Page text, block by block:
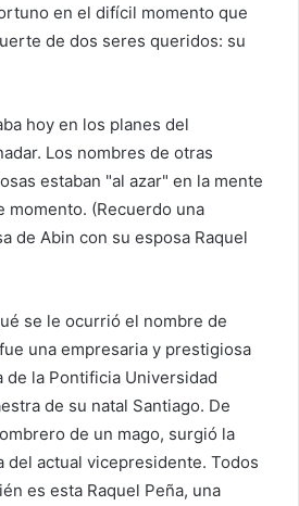
en el difícil momento que
de dos seres queridos: su
hoy en los planes del
Los nombres de otras
estaban "al azar" en la mente
momento. (Recuerdo una
de Abin con su esposa Raquel
se le ocurrió el nombre de
una empresaria y prestigiosa
de la Pontificia Universidad
de su natal Santiago. De
de un mago, surgió la
del actual vicepresidente. Todos
es esta Raquel Peña, una